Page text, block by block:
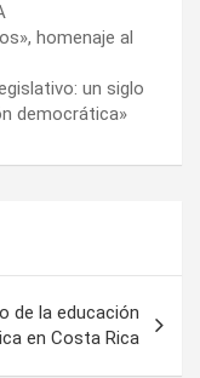
homenaje al
un siglo
democrática»
de la educación
en Costa Rica